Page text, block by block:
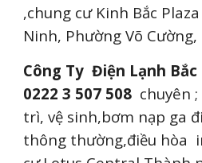
,chung cư Kinh Bắc
Ninh, Phường Võ Cường,
Công Ty Điện Lạnh
0222 3 507 508 chuyên
trì, vệ sinh,bơm nạp ga
thông thường,điều hòa